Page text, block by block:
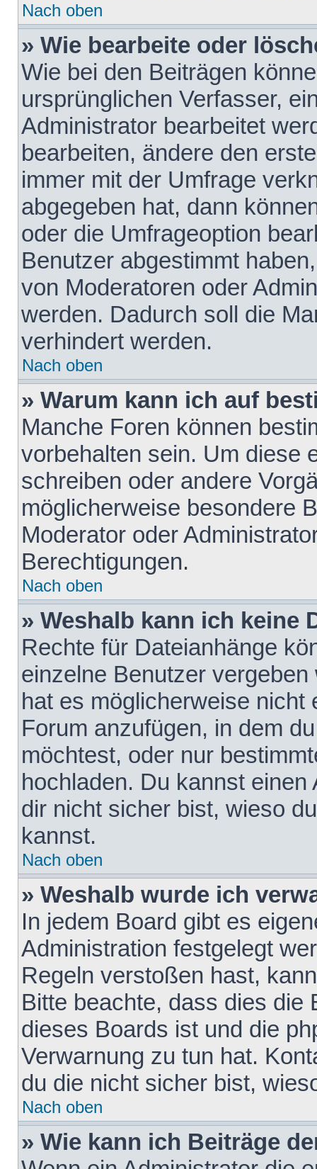
Nach oben
» Wie bearbeite oder
Wie bei den Beiträgen
ursprünglichen Verfasser,
Administrator bearbeitet
bearbeiten, ändere den
immer mit der Umfrage
abgegeben hat, dann
oder die Umfrageoption
Benutzer abgestimmt
von Moderatoren oder
werden. Dadurch soll die
verhindert werden.
Nach oben
» Warum kann ich auf
Manche Foren können
vorbehalten sein. Um diese
schreiben oder andere
möglicherweise besondere
Moderator oder
Berechtigungen.
Nach oben
» Weshalb kann ich keine
Rechte für Dateianhänge
einzelne Benutzer
hat es möglicherweise nicht
Forum anzufügen, in dem
möchtest, oder nur
hochladen. Du kannst
dir nicht sicher bist, wieso
kannst.
Nach oben
» Weshalb wurde ich
In jedem Board gibt es
Administration festgelegt
Regeln verstoßen hast,
Bitte beachte, dass dies die
dieses Boards ist und die
Verwarnung zu tun hat.
du die nicht sicher bist,
Nach oben
» Wie kann ich Beiträge